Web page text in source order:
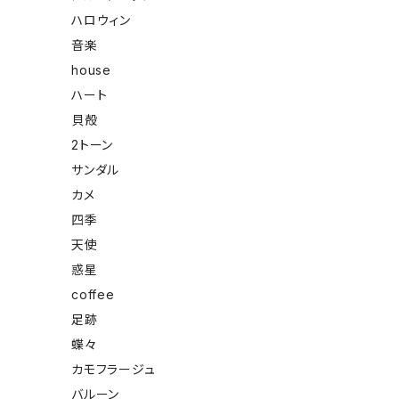
ハロウィン
音楽
house
ハート
貝殻
2トーン
サンダル
カメ
四季
天使
惑星
coffee
足跡
蝶々
カモフラージュ
バルーン